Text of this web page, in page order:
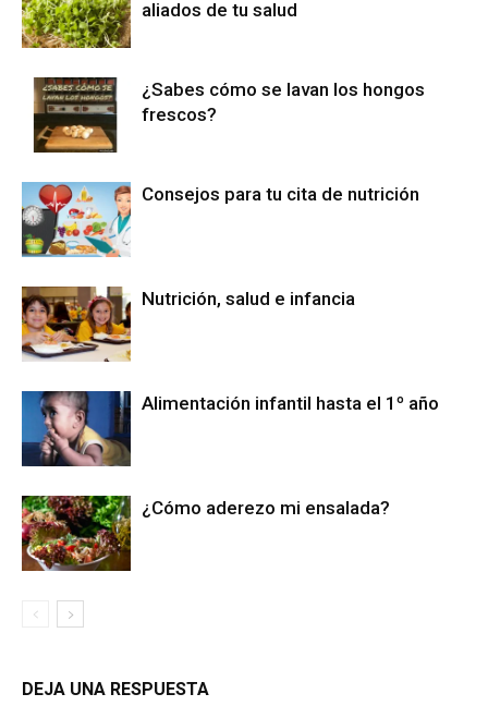
aliados de tu salud
¿Sabes cómo se lavan los hongos
frescos?
Consejos para tu cita de nutrición
Nutrición, salud e infancia
Alimentación infantil hasta el 1º año
¿Cómo aderezo mi ensalada?
DEJA UNA RESPUESTA